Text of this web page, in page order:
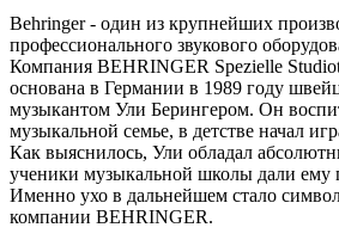
Behringer - один из крупнейших
профессионального звукового
Компания BEHRINGER Spezielle
основана в Германии в 1989 году
музыкантом Ули Берингером. Он
музыкальной семье, в детстве начал
Как выяснилось, Ули обладал
ученики музыкальной школы дали ему
Именно ухо в дальнейшем стало
компании BEHRINGER.